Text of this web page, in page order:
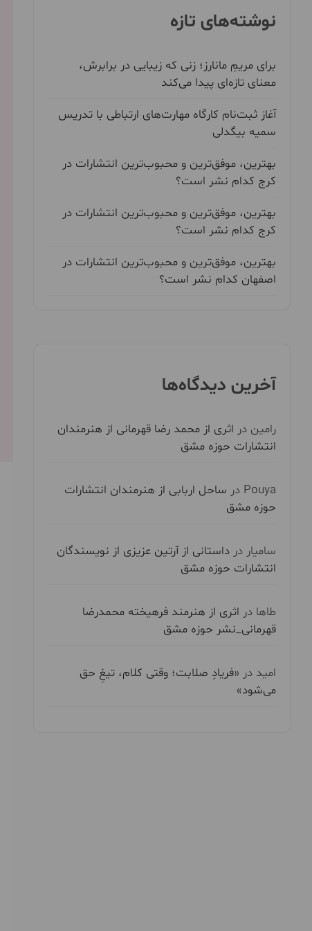
نوشته‌های تازه
برای مریمِ مانارز؛ زنی که زیبایی در برابرش،
معنای تازه‌ای پیدا می‌کند
آغاز ثبت‌نام کارگاه مهارت‌های ارتباطی با تدریس
سمیه بیگدلی
بهترین، موفق‌ترین و محبوب‌ترین انتشارات در
کرج کدام نشر است؟
بهترین، موفق‌ترین و محبوب‌ترین انتشارات در
کرج کدام نشر است؟
بهترین، موفق‌ترین و محبوب‌ترین انتشارات در
اصفهان کدام نشر است؟
آخرین دیدگاه‌ها
رامین در اثری از محمد رضا قهرمانی از هنرمندان
انتشارات حوزه مشق
Pouya در ساحل اربابی از هنرمندان انتشارات
حوزه مشق
سامیار در داستانی از آرتین عزیزی از نویسندگان
انتشارات حوزه مشق
طاها در اثری از هنرمند فرهیخته محمدرضا
قهرمانی_نشر حوزه مشق
امید در «فریادِ صلابت؛ وقتی کلام، تیغِ حق
می‌شود»